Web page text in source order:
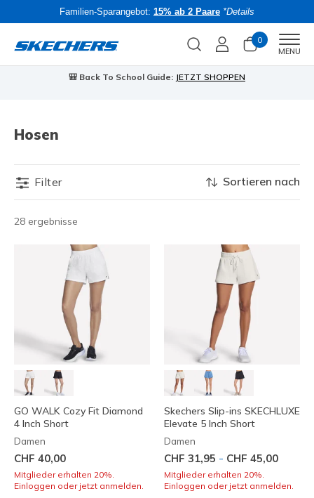
Familien-Sparangebot: 15% ab 2 Paare *Details
0
MENU
🎒 Back To School Guide: JETZT SHOPPEN
Hosen
Filter
28 ergebnisse
Sortieren nach
GO WALK Cozy Fit Diamond
4 Inch Short
Damen
CHF 40,00
Mitglieder erhalten 20%.
Einloggen oder jetzt anmelden.
Skechers Slip-ins SKECHLUXE
Elevate 5 Inch Short
Damen
CHF 31,95 - CHF 45,00
Mitglieder erhalten 20%.
Einloggen oder jetzt anmelden.